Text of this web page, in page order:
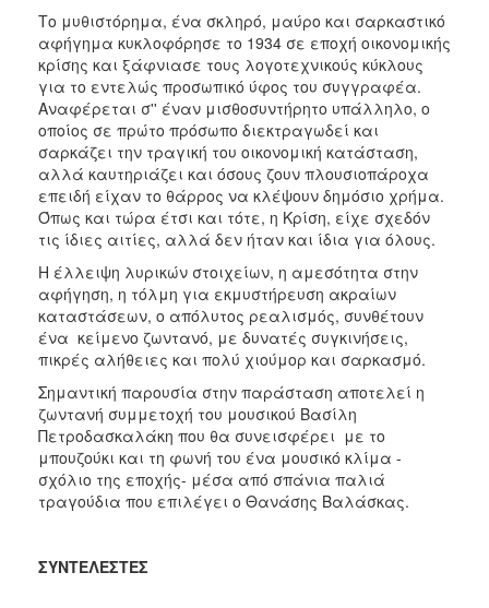
ΑΝΘΕΚΤΙΚΗ
ΠΟΛΗ
Το μυθιστόρημα, ένα σκληρό, μαύρο και σαρκαστικό
αφήγημα κυκλοφόρησε το 1934 σε εποχή οικονομικής
κρίσης και ξάφνιασε τους λογοτεχνικούς κύκλους
για το εντελώς προσωπικό ύφος του συγγραφέα.
Αναφέρεται σ'' έναν μισθοσυντήρητο υπάλληλο, ο
οποίος σε πρώτο πρόσωπο διεκτραγωδεί και
σαρκάζει την τραγική του οικονομική κατάσταση,
αλλά καυτηριάζει και όσους ζουν πλουσιοπάροχα
επειδή είχαν το θάρρος να κλέψουν δημόσιο χρήμα.
Όπως και τώρα έτσι και τότε, η Κρίση, είχε σχεδόν
τις ίδιες αιτίες, αλλά δεν ήταν και ίδια για όλους.
Η έλλειψη λυρικών στοιχείων, η αμεσότητα στην
αφήγηση, η τόλμη για εκμυστήρευση ακραίων
καταστάσεων, ο απόλυτος ρεαλισμός, συνθέτουν
ένα κείμενο ζωντανό, με δυνατές συγκινήσεις,
πικρές αλήθειες και πολύ χιούμορ και σαρκασμό.
Σημαντική παρουσία στην παράσταση αποτελεί η
ζωντανή συμμετοχή του μουσικού Βασίλη
Πετροδασκαλάκη που θα συνεισφέρει με το
μπουζούκι και τη φωνή του ένα μουσικό κλίμα -
σχόλιο της εποχής- μέσα από σπάνια παλιά
τραγούδια που επιλέγει ο Θανάσης Βαλάσκας.
ΣΥΝΤΕΛΕΣΤΕΣ